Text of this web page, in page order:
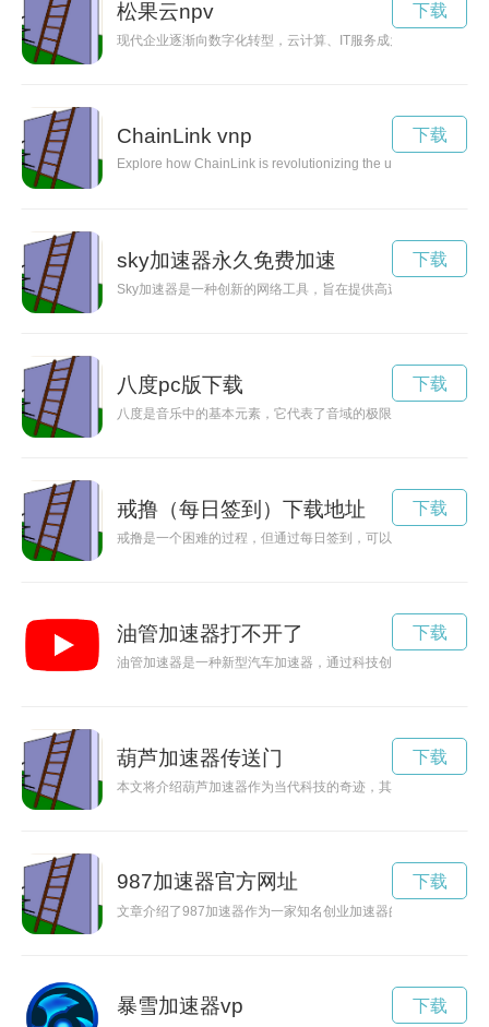
松果云npv
现代企业逐渐向数字化转型，云计算、IT服务成为其中不可或
下载
ChainLink vnp
Explore how ChainLink is revolutionizing the use of smart
下载
sky加速器永久免费加速
Sky加速器是一种创新的网络工具，旨在提供高速、稳定的互
下载
八度pc版下载
八度是音乐中的基本元素，它代表了音域的极限，也展示了音
下载
戒撸（每日签到）下载地址
戒撸是一个困难的过程，但通过每日签到，可以帮助我们坚持下
下载
油管加速器打不开了
油管加速器是一种新型汽车加速器，通过科技创新提升车辆性
下载
葫芦加速器传送门
本文将介绍葫芦加速器作为当代科技的奇迹，其具有的功能与
下载
987加速器官方网址
文章介绍了987加速器作为一家知名创业加速器的背景和特点
下载
暴雪加速器vp 下载